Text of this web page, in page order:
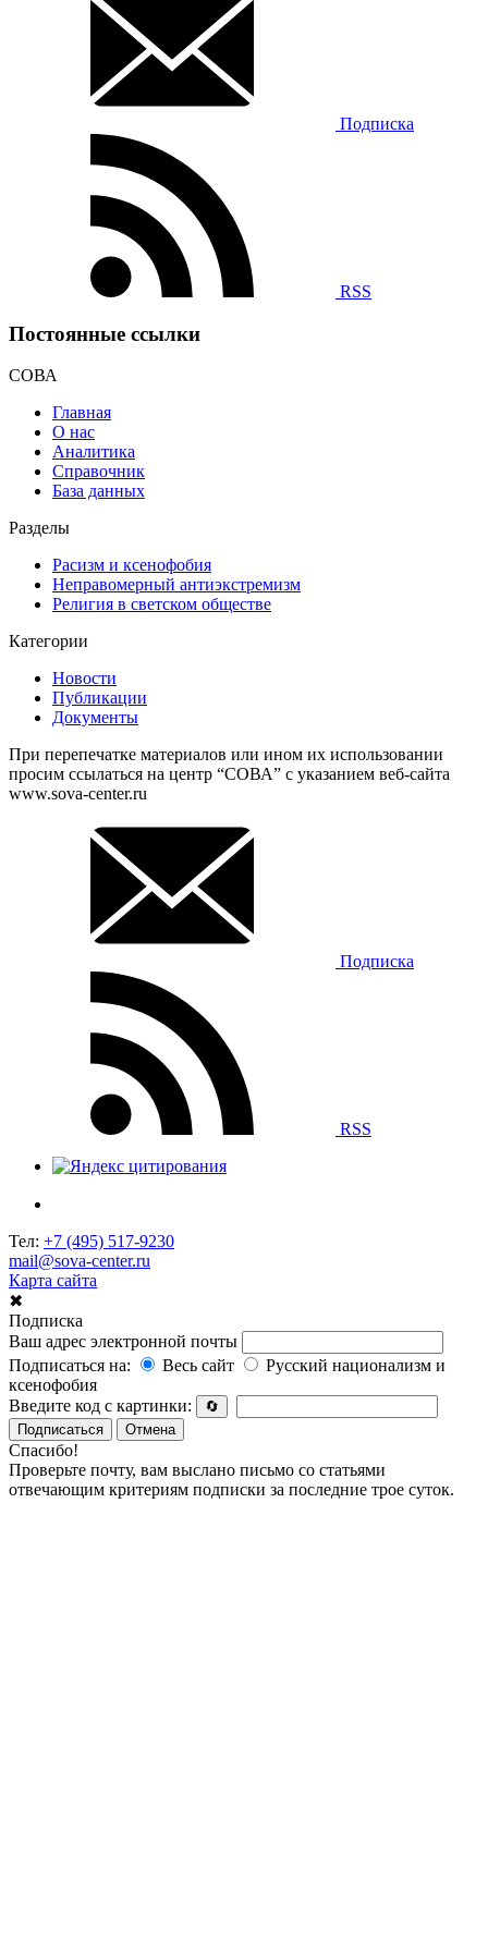
Подписка
RSS
Постоянные ссылки
СОВА
Главная
О нас
Аналитика
Справочник
База данных
Разделы
Расизм и ксенофобия
Неправомерный антиэкстремизм
Религия в светском обществе
Категории
Новости
Публикации
Документы
При перепечатке материалов или ином их использовании
просим ссылаться на центр “СОВА” с указанием веб-сайта
www.sova-center.ru
Подписка
RSS
Тел: +7 (495) 517-9230
mail@sova-center.ru
Карта сайта
✖
Подписка
Ваш адрес электронной почты
Подписаться на:
Весь сайт
Русский национализм и
ксенофобия
Введите код с картинки:
🔄
Подписаться
Отмена
Спасибо!
Проверьте почту, вам выслано письмо со статьями
отвечающим критериям подписки за последние трое суток.